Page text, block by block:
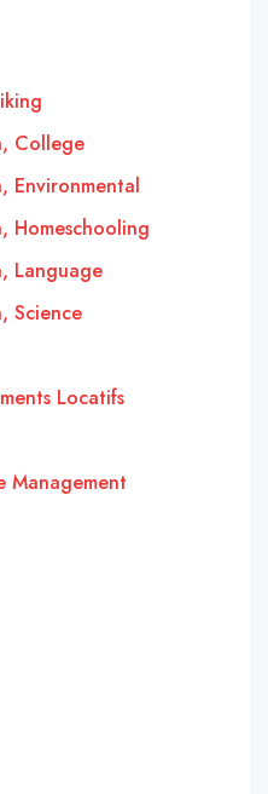
College
Environmental
Homeschooling
Language
Science
Locatifs
Management